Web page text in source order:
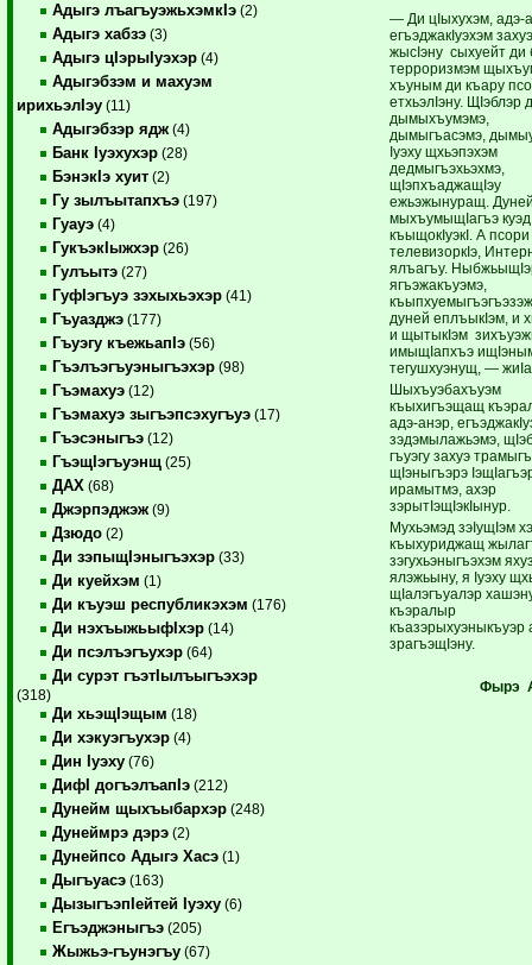
Адыгэ лъагъуэжьхэмкIэ (2)
Адыгэ хабзэ (3)
Адыгэ цIэрыIуэхэр (4)
Адыгэбзэм и махуэм
ирихьэлIэу (11)
Адыгэбзэр ядж (4)
Банк Iуэхухэр (28)
БэнэкIэ хуит (2)
Гу зылъытапхъэ (197)
Гуауэ (4)
ГукъэкIыжхэр (26)
Гулъытэ (27)
ГуфIэгъуэ зэхыхьэхэр (41)
Гъуазджэ (177)
Гъуэгу къежьапIэ (56)
Гъэлъэгъуэныгъэхэр (98)
Гъэмахуэ (12)
Гъэмахуэ зыгъэпсэхугъуэ (17)
Гъэсэныгъэ (12)
ГъэщIэгъуэнщ (25)
ДАХ (68)
Джэрпэджэж (9)
Дзюдо (2)
Ди зэпыщIэныгъэхэр (33)
Ди куейхэм (1)
Ди къуэш республикэхэм (176)
Ди нэхъыжьыфIхэр (14)
Ди псэлъэгъухэр (64)
Ди сурэт гъэтIылъыгъэхэр
(318)
Ди хьэщIэщым (18)
Ди хэкуэгъухэр (4)
Дин Iуэху (76)
ДифI догъэлъапIэ (212)
Дунейм щыхъыбархэр (248)
Дунеймрэ дэрэ (2)
Дунейпсо Адыгэ Хасэ (1)
Дыгъуасэ (163)
ДызыгъэпIейтей Iуэху (6)
Егъэджэныгъэ (205)
Жыжьэ-гъунэгъу (67)
— Ди цIыхухэм, адэ-
егъэджакIуэхэм
жысIэну сыхуейт
терроризмэм
хъуным ди къару
етхьэлIэну. ЩIэблэр
дымыхъумэмэ,
дымыгъасэмэ,
Iуэху щхьэпэхэм
дедмыгъэхьэхмэ,
щIэпхъаджащIэу
ежьэжынуращ.
мыхъумыщIагъэ куэд
къыщокIуэкI. А псори
телевизоркIэ,
ялъагъу.
ягъэжакъуэмэ,
дуней еплъыкIэм, и
и щытыкIэм
имыщIапхъэ
тегушхуэнущ, —
Шыхъуэбахъуэм
къыхигъэщащ
адэ-анэр,
зэдэмылажьэмэ,
гъуэгу захуэ
щIэныгъэрэ
ирамытмэ, ахэр
зэрытIэщIэкIынур.
Мухьэмэд зэIущIэм
къыхуриджащ
зэгухьэныгъэхэм
ялэжьыну, я Iуэху
щIалэгъуалэр
къэралыр
къазэрыхуэныкъуэр
зрагъэщIэну.
Фырэ